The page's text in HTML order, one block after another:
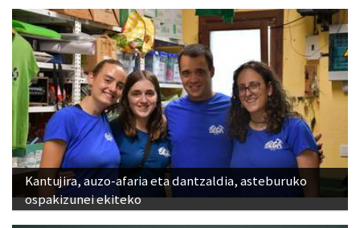
Kantujira, auzo-afaria eta dantzaldia, asteburuko
ospakizunei ekiteko